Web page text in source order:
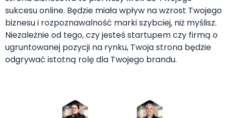
sukcesu online. Będzie miała wpływ na wzrost Twojego
biznesu i rozpoznawalność marki szybciej, niż myślisz.
Niezależnie od tego, czy jesteś startupem czy firmą o
ugruntowanej pozycji na rynku, Twoja strona będzie
odgrywać istotną rolę dla Twojego brandu.